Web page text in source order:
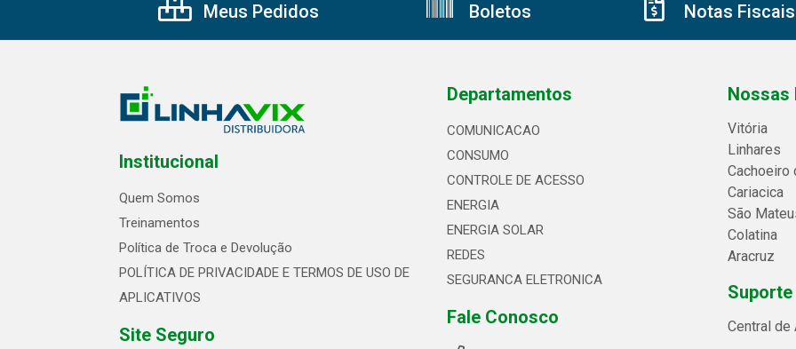
Meus Pedidos Boletos Notas Fiscais
Institucional
Quem Somos
Treinamentos
Política de Troca e Devolução
POLÍTICA DE PRIVACIDADE E TERMOS DE USO DE
APLICATIVOS
Site Seguro
Departamentos
COMUNICACAO
CONSUMO
CONTROLE DE ACESSO
ENERGIA
ENERGIA SOLAR
REDES
SEGURANCA ELETRONICA
Fale Conosco
Nossas
Vitória
Linhares
Cachoeiro
Cariacica
São
Colatina
Aracruz
Central de